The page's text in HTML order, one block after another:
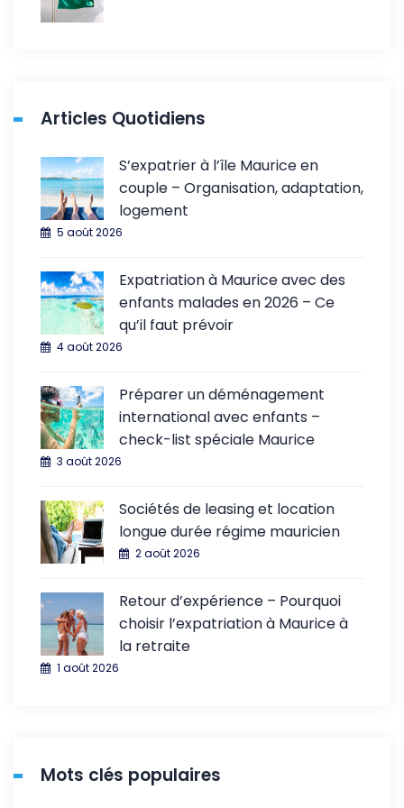
Articles Quotidiens
S’expatrier à l’île Maurice en
couple – Organisation, adaptation,
logement
5 août 2026
Expatriation à Maurice avec des
enfants malades en 2026 – Ce
qu’il faut prévoir
4 août 2026
Préparer un déménagement
international avec enfants –
check-list spéciale Maurice
3 août 2026
Sociétés de leasing et location
longue durée régime mauricien
2 août 2026
Retour d’expérience – Pourquoi
choisir l’expatriation à Maurice à
la retraite
1 août 2026
Mots clés populaires